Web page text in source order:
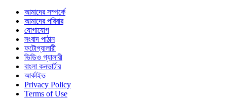
আমাদের সম্পর্কে
আমাদের পরিবার
যোগাযোগ
সংবাদ পাঠান
ফটোগ্যালারী
ভিডিও গ্যালারী
বাংলা কনভার্টার
আর্কাইভ
Privacy Policy
Terms of Use